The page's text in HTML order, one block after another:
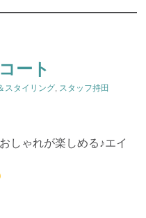
ート
スタイリング, スタッフ持田
しゃれが楽しめる♪エイ